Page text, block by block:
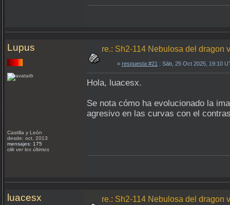
Lupus
Castilla y León
desde: oct, 2013
mensajes: 175
clik ver los últimos
re.: Sh2-114 Nebulosa del dragon
« respuesta #21 : Sáb, 25 Oct 2025, 19:10
Hola, luacesx.
Se nota cómo ha evolucionado la
agresivo en las curvas con el
luacesx re.: Sh2-114 Nebulosa del dragon